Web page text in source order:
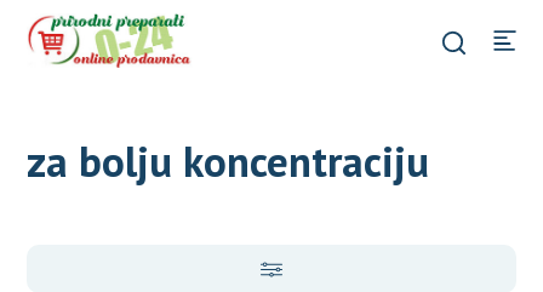
za bolju koncentraciju